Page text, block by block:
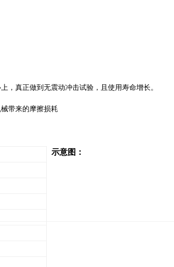
，真正做到无震动冲击试验，且使用寿命增长。
带来的摩擦损耗
示意图：